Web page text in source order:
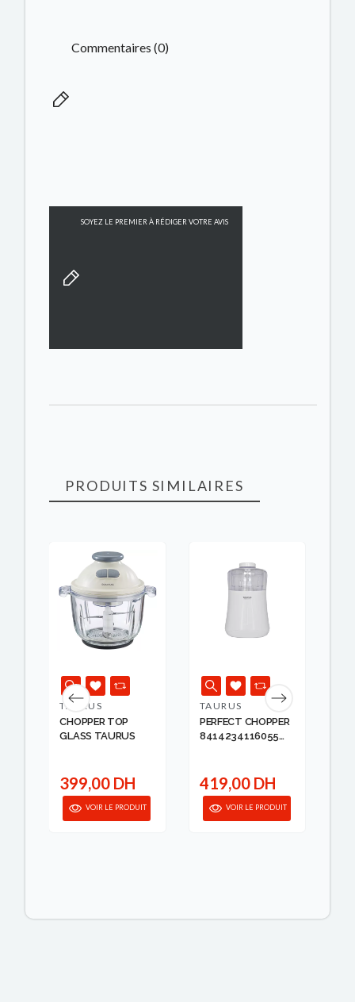
Commentaires (0)
SOYEZ LE PREMIER À RÉDIGER VOTRE AVIS
PRODUITS SIMILAIRES
TAURUS
CHOPPER TOP
GLASS TAURUS
399,00 DH
VOIR LE PRODUIT
TAURUS
PERFECT CHOPPER
8414234116055
419,00 DH
VOIR LE PRODUIT